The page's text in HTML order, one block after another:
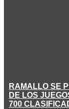
RAMALLO SE
DE LOS
700